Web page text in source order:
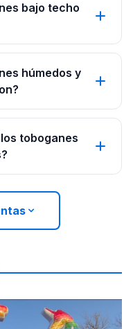
bajo techo
húmedos y
toboganes